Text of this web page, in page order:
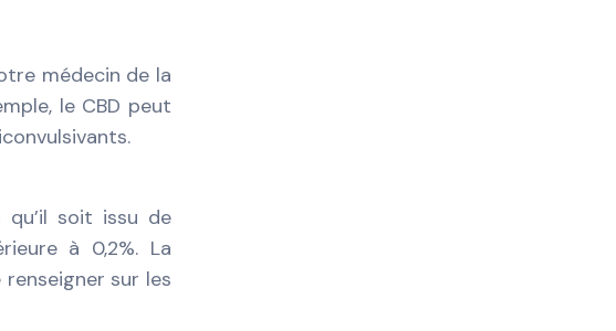
médecin de la
le CBD peut
soit issu de
à 0,2%. La
sur les